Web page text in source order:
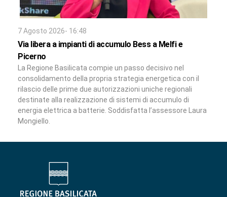
7 Agosto 2026- 16:48
Via libera a impianti di accumulo Bess a Melfi e
Picerno
La Regione Basilicata compie un passo decisivo nel
consolidamento della propria strategia energetica con il
rilascio delle prime due autorizzazioni uniche regionali
destinate alla realizzazione di sistemi di accumulo di
energia elettrica a batterie. Soddisfatta l’assessore Laura
Mongiello.